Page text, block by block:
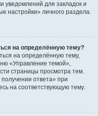
уведомлений для закладок и
настройки» личного раздела.
на определённую тему?
на определённую тему,
«Управление темой»,
страницы просмотра тем.
ответа» при
на соответствующую тему.